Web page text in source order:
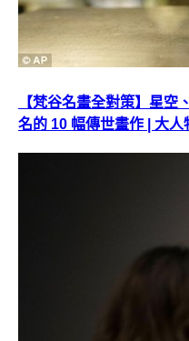
【梵谷名畫全對策】星空
名的 10 幅傳世畫作 | 大人